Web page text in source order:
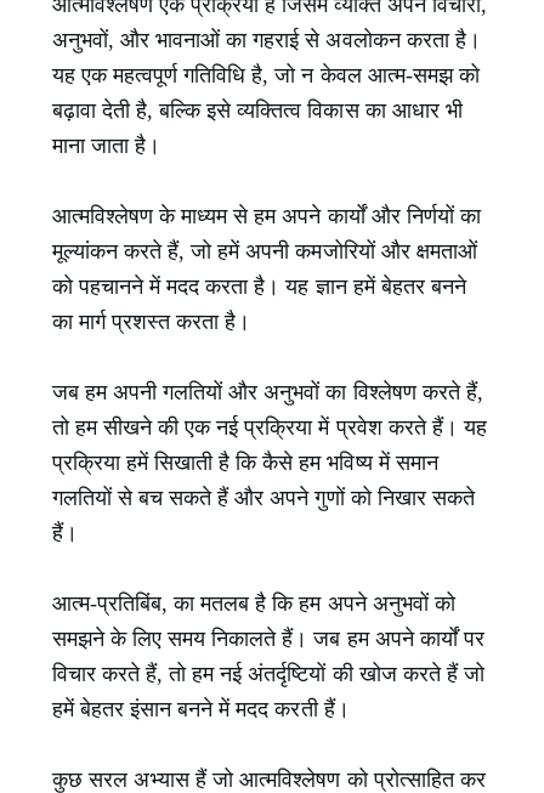
आत्मविश्लेषण एक प्रक्रिया है जिसमें व्यक्ति अपने विचारों,
अनुभवों, और भावनाओं का गहराई से अवलोकन करता है।
यह एक महत्वपूर्ण गतिविधि है, जो न केवल आत्म-समझ को
बढ़ावा देती है, बल्कि इसे व्यक्तित्व विकास का आधार भी
माना जाता है।
आत्मविश्लेषण के माध्यम से हम अपने कार्यों और निर्णयों का
मूल्यांकन करते हैं, जो हमें अपनी कमजोरियों और क्षमताओं
को पहचानने में मदद करता है। यह ज्ञान हमें बेहतर बनने
का मार्ग प्रशस्त करता है।
जब हम अपनी गलतियों और अनुभवों का विश्लेषण करते हैं,
तो हम सीखने की एक नई प्रक्रिया में प्रवेश करते हैं। यह
प्रक्रिया हमें सिखाती है कि कैसे हम भविष्य में समान
गलतियों से बच सकते हैं और अपने गुणों को निखार सकते
हैं।
आत्म-प्रतिबिंब, का मतलब है कि हम अपने अनुभवों को
समझने के लिए समय निकालते हैं। जब हम अपने कार्यों पर
विचार करते हैं, तो हम नई अंतर्दृष्टियों की खोज करते हैं जो
हमें बेहतर इंसान बनने में मदद करती हैं।
कुछ सरल अभ्यास हैं जो आत्मविश्लेषण को प्रोत्साहित कर